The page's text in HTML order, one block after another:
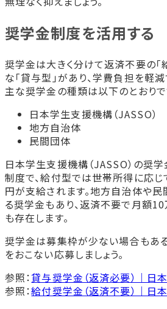
奨学金制度を活用する
奨学金は大きく分けて返済不要の「
な「貸与型」があり、学費負担を軽
主な奨学金の種類は以下のとおりで
日本学生支援機構（JASSO）
地方自治体
民間団体
日本学生支援機構（JASSO）の奨
制度で、給付型では世帯所得に応
円が支給されます。地方自治体や
る奨学金もあり、返済不要で月額
も存在します。
奨学金は募集枠が少ない場合もあ
をおこない応募しましょう。
参照：貸与奨学金（返済必要）｜日
参照：給付奨学金（返済不要）｜日